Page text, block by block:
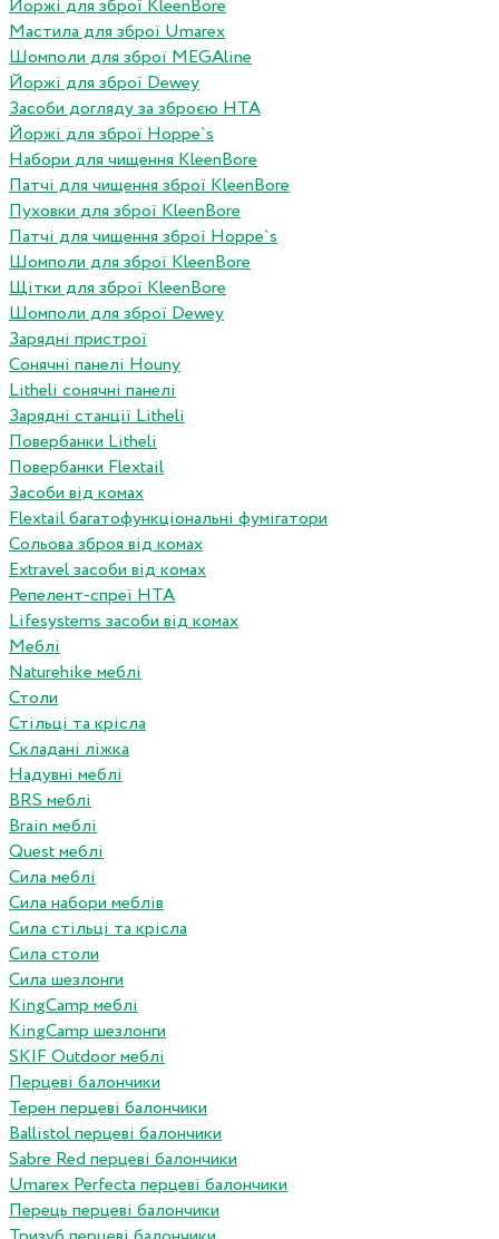
Йоржі для зброї KleenBore
Мастила для зброї Umarex
Шомполи для зброї MEGAline
Йоржі для зброї Dewey
Засоби догляду за зброєю HTA
Йоржі для зброї Hoppe`s
Набори для чищення KleenBore
Патчі для чищення зброї KleenBore
Пуховки для зброї KleenBore
Патчі для чищення зброї Hoppe`s
Шомполи для зброї KleenBore
Щітки для зброї KleenBore
Шомполи для зброї Dewey
Зарядні пристрої
Сонячні панелі Houny
Litheli сонячні панелі
Зарядні станції Litheli
Повербанки Litheli
Повербанки Flextail
Засоби від комах
Flextail багатофункціональні фумігатори
Сольова зброя від комах
Extravel засоби від комах
Репелент-спреї HTA
Lifesystems засоби від комах
Меблі
Naturehike меблі
Столи
Стільці та крісла
Складані ліжка
Надувні меблі
BRS меблі
Brain меблі
Quest меблі
Сила меблі
Сила набори меблів
Сила стільці та крісла
Сила столи
Сила шезлонги
KingCamp меблі
KingCamp шезлонги
SKIF Outdoor меблі
Перцеві балончики
Терен перцеві балончики
Ballistol перцеві балончики
Sabre Red перцеві балончики
Umarex Perfecta перцеві балончики
Перець перцеві балончики